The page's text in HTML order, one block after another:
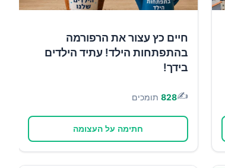
חיים כץ עצור את הרפורמה
בהתפתחות הילד! עתיד הילדים
בידך!
✍️
828 תומכים
חתימה על העצומה